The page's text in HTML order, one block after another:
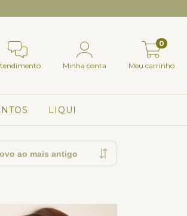
Minha conta Meu carrinho
0
LIQUI